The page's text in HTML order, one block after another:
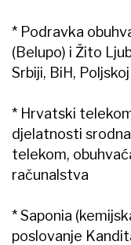
* Podravka
(Belupo) i Žito
Srbiji, BiH,
* Hrvatski
djelatnosti
telekom,
računalstva
* Saponia
poslovanje